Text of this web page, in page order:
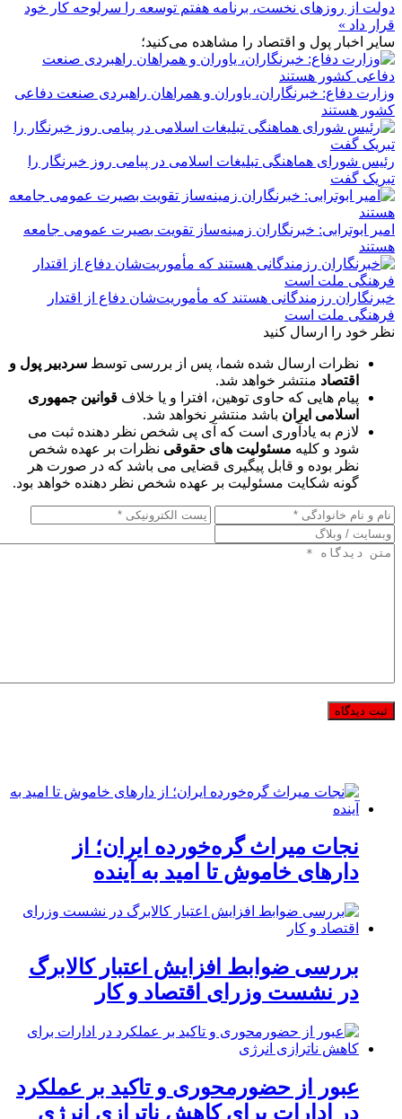
دولت از روزهای نخست، برنامه هفتم توسعه را سرلوحه کار خود
قرار داد »
سایر اخبار پول و اقتصاد را مشاهده می‌کنید؛
وزارت دفاع: خبرنگاران، یاوران و همراهان راهبردی صنعت دفاعی
کشور هستند
رئیس شورای هماهنگی تبلیغات اسلامی در پیامی روز خبرنگار را
تبریک گفت
امیر ابوترابی: خبرنگاران زمینه‌ساز تقویت بصیرت عمومی جامعه
هستند
خبرنگاران رزمندگانی هستند که مأموریت‌شان دفاع از اقتدار
فرهنگی ملت است
نظر خود را ارسال کنید
نظرات ارسال شده شما، پس از بررسی توسط سردبیر پول و
اقتصاد منتشر خواهد شد.
پیام هایی که حاوی توهین، افترا و یا خلاف قوانین جمهوری
اسلامی ایران باشد منتشر نخواهد شد.
لازم به یادآوری است که آی پی شخص نظر دهنده ثبت می
شود و کلیه مسئولیت های حقوقی نظرات بر عهده شخص
نظر بوده و قابل پیگیری قضایی می باشد که در صورت هر
گونه شکایت مسئولیت بر عهده شخص نظر دهنده خواهد بود.
نجات میراث گره‌خورده ایران؛ از
دارهای خاموش تا امید به آینده
بررسی ضوابط افزایش اعتبار کالابرگ
در نشست وزرای اقتصاد و کار
عبور از حضورمحوری و تاکید بر عملکرد
در ادارات برای کاهش ناترازی انرژی